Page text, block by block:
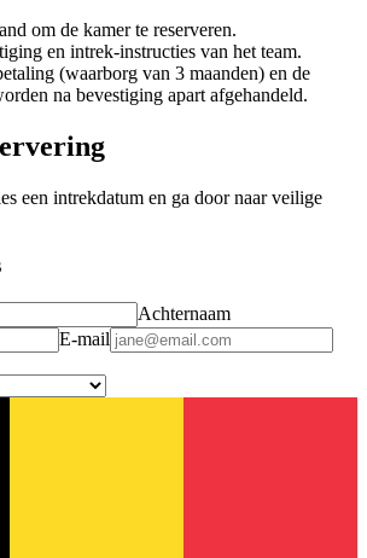
om de kamer te reserveren.
en intrek-instructies van het team.
(waarborg van 3 maanden) en de
na bevestiging apart afgehandeld.
een intrekdatum en ga door naar veilige
Achternaam
E-mail